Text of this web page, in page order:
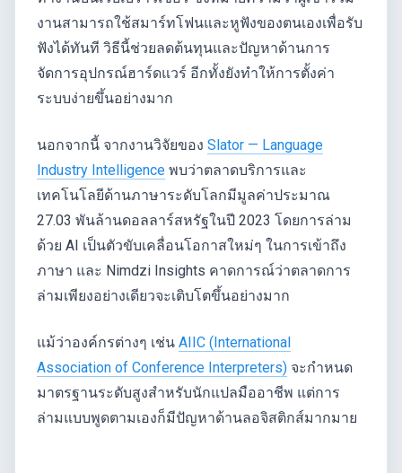
งานสามารถใช้สมาร์ทโฟนและหูฟังของตนเองเพื่อรับ
ฟังได้ทันที วิธีนี้ช่วยลดต้นทุนและปัญหาด้านการ
จัดการอุปกรณ์ฮาร์ดแวร์ อีกทั้งยังทำให้การตั้งค่า
ระบบง่ายขึ้นอย่างมาก
นอกจากนี้ จากงานวิจัยของ Slator — Language
Industry Intelligence พบว่าตลาดบริการและ
เทคโนโลยีด้านภาษาระดับโลกมีมูลค่าประมาณ
27.03 พันล้านดอลลาร์สหรัฐในปี 2023 โดยการล่าม
ด้วย AI เป็นตัวขับเคลื่อนโอกาสใหม่ๆ ในการเข้าถึง
ภาษา และ Nimdzi Insights คาดการณ์ว่าตลาดการ
ล่ามเพียงอย่างเดียวจะเติบโตขึ้นอย่างมาก
แม้ว่าองค์กรต่างๆ เช่น AIIC (International
Association of Conference Interpreters) จะกำหนด
มาตรฐานระดับสูงสำหรับนักแปลมืออาชีพ แต่การ
ล่ามแบบพูดตามเองก็มีปัญหาด้านลอจิสติกส์มากมาย